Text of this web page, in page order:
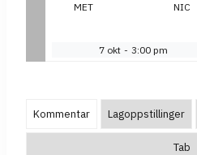
MET NIC
7 okt - 3:00 pm
Kommentar Lagoppstillinger
Tab